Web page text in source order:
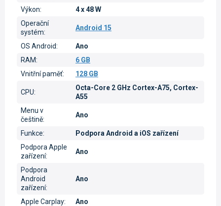
Výkon:
4 x 48 W
Operační
systém:
Android 15
OS Android:
Ano
RAM:
6 GB
Vnitřní paměť: 128 GB
CPU:
Octa-Core 2 GHz Cortex-A75, Cortex-
A55
Menu v
češtině:
Ano
Funkce:
Podpora Android a iOS zařízení
Podpora Apple
zařízení:
Ano
Podpora
Android
zařízení:
Ano
Apple Carplay:
Ano